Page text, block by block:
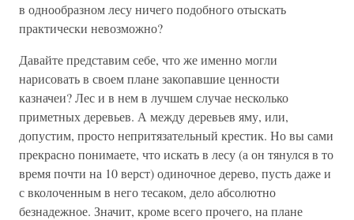
в однообразном лесу ничего подобного отыскать
практически невозможно?
Давайте представим себе, что же именно могли
нарисовать в своем плане закопавшие ценности
казначеи? Лес и в нем в лучшем случае несколько
приметных деревьев. А между деревьев яму, или,
допустим, просто непритязательный крестик. Но вы сами
прекрасно понимаете, что искать в лесу (а он тянулся в то
время почти на 10 верст) одиночное дерево, пусть даже и
с вколоченным в него тесаком, дело абсолютно
безнадежное. Значит, кроме всего прочего, на плане